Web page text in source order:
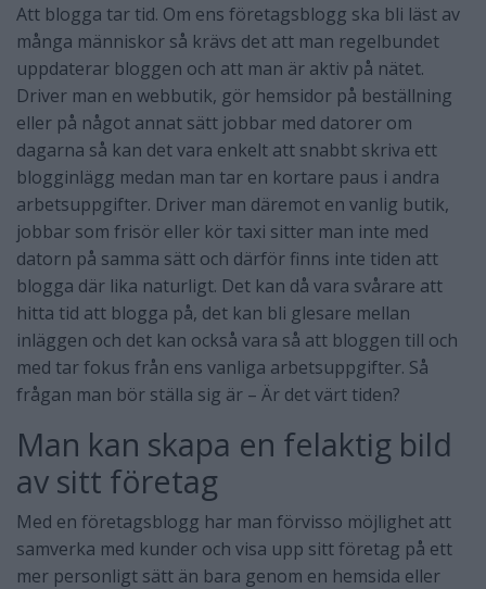
Att blogga tar tid. Om ens företagsblogg ska bli läst av
många människor så krävs det att man regelbundet
uppdaterar bloggen och att man är aktiv på nätet.
Driver man en webbutik, gör hemsidor på beställning
eller på något annat sätt jobbar med datorer om
dagarna så kan det vara enkelt att snabbt skriva ett
blogginlägg medan man tar en kortare paus i andra
arbetsuppgifter. Driver man däremot en vanlig butik,
jobbar som frisör eller kör taxi sitter man inte med
datorn på samma sätt och därför finns inte tiden att
blogga där lika naturligt. Det kan då vara svårare att
hitta tid att blogga på, det kan bli glesare mellan
inläggen och det kan också vara så att bloggen till och
med tar fokus från ens vanliga arbetsuppgifter. Så
frågan man bör ställa sig är – Är det värt tiden?
Man kan skapa en felaktig bild
av sitt företag
Med en företagsblogg har man förvisso möjlighet att
samverka med kunder och visa upp sitt företag på ett
mer personligt sätt än bara genom en hemsida eller